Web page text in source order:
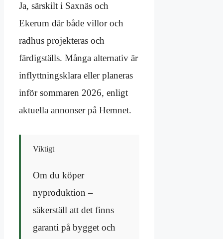
Ja, särskilt i Saxnäs och
Ekerum där både villor och
radhus projekteras och
färdigställs. Många alternativ är
inflyttningsklara eller planeras
inför sommaren 2026, enligt
aktuella annonser på Hemnet.
Viktigt
Om du köper
nyproduktion –
säkerställ att det finns
garanti på bygget och